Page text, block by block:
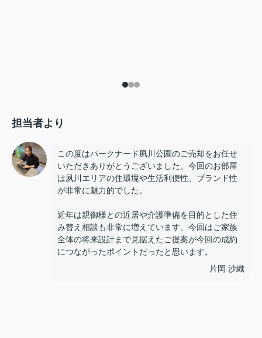
担当者より
この度はパークナード夙川公園のご売却をお任せ
いただきありがとうございました。今回のお部屋
は夙川エリアの住環境や生活利便性、ブランド性
が非常に魅力的でした。
近年は親御様との近居や介護準備を目的とした住
み替え相談も非常に増えています。今回はご家族
全体の将来設計まで見据えたご提案が今回の成約
につながったポイントだったと思います。
片岡 沙織